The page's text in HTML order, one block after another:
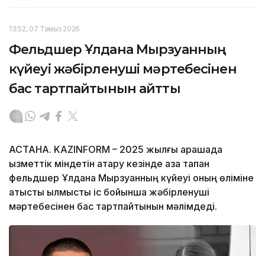
13:52, 07 Тамыз 2026
Фельдшер Ұлдана Мырзуанның
күйеуі жәбірленуші мәртебесінен
бас тартпайтынын айтты
АСТАНА. KAZINFORM – 2025 жылғы қарашада
қызметтік міндетін атқару кезінде қаза тапқан
фельдшер Ұлдана Мырзуанның күйеуі оның өліміне
қатысты қылмыстық іс бойынша жәбірленуші
мәртебесінен бас тартпайтынын мәлімдеді.